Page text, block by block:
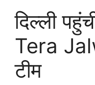
दिल्ली
Tera
टीम